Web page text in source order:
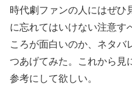
時代劇ファンの人にはぜひ
に忘れてはいけない注意す
ころが面白いのか、ネタバ
つあげてみた。これから見
参考にして欲しい。